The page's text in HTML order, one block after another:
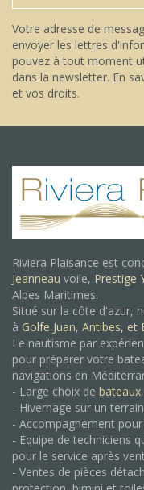
Votre adresse de
envoyer les lettres
pouvez à tout moment
dans la newsletter. En
et vos droits.
Riviera Plaisance est
Jeanneau voile, Prestige
Alpes Maritimes.
Situé sur la côte d'azur,
à Golfe Juan, Antibes, et
Le nautisme par
pour préparer votre
navigations en
- Large choix de bateaux
- Hivernage sur un
- Accompagnement
- Equipe de techniciens
pour le service après
- Ventes de pièces